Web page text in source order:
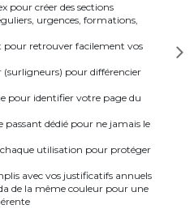
pour créer des sections
urgences, formations,
pour retrouver facilement vos
(surligneurs) pour différencier
pour identifier votre page du
passant dédié pour ne jamais le
utilisation pour protéger
avec vos justificatifs annuels
de la même couleur pour une